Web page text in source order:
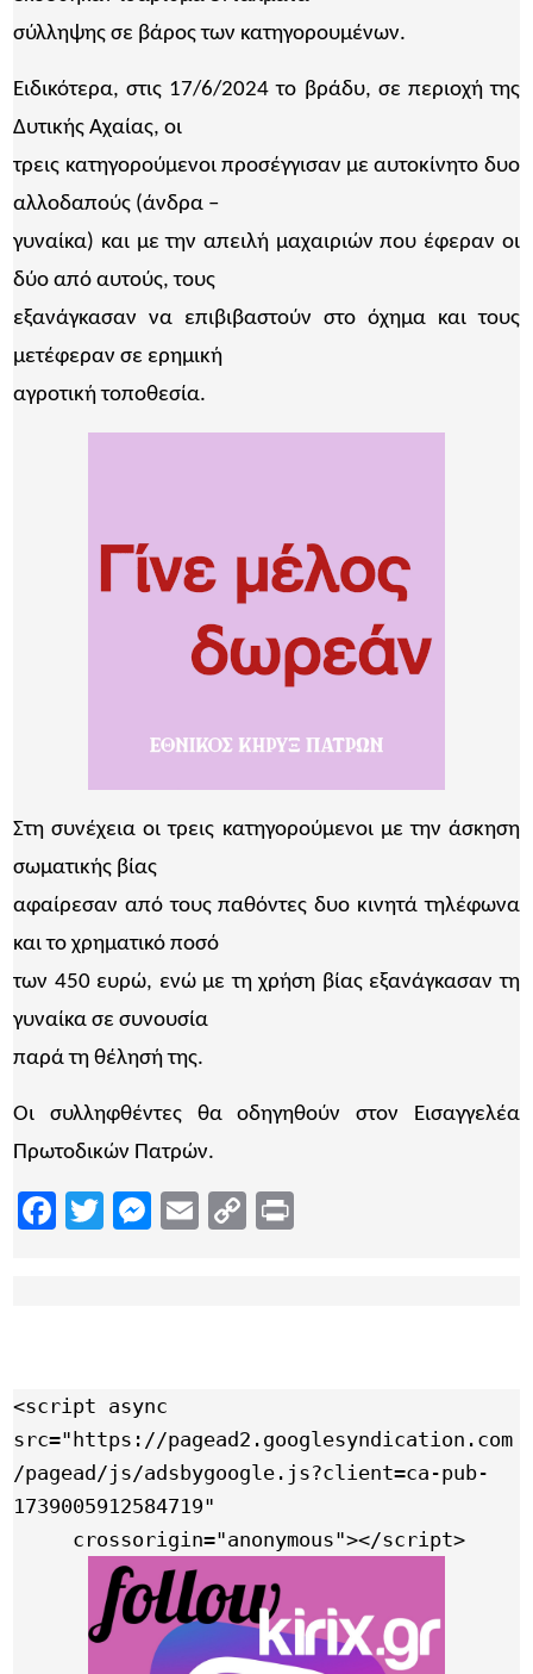
σύλληψης σε βάρος των κατηγορουμένων.
Ειδικότερα, στις 17/6/2024 το βράδυ, σε περιοχή της
Δυτικής Αχαίας, οι
τρεις κατηγορούμενοι προσέγγισαν με αυτοκίνητο δυο
αλλοδαπούς (άνδρα –
γυναίκα) και με την απειλή μαχαιριών που έφεραν οι
δύο από αυτούς, τους
εξανάγκασαν να επιβιβαστούν στο όχημα και τους
μετέφεραν σε ερημική
αγροτική τοποθεσία.
Στη συνέχεια οι τρεις κατηγορούμενοι με την άσκηση
σωματικής βίας
αφαίρεσαν από τους παθόντες δυο κινητά τηλέφωνα
και το χρηματικό ποσό
των 450 ευρώ, ενώ με τη χρήση βίας εξανάγκασαν τη
γυναίκα σε συνουσία
παρά τη θέλησή της.
Οι συλληφθέντες θα οδηγηθούν στον Εισαγγελέα
Πρωτοδικών Πατρών.
Facebook
TwitterMessenger
EmailCopy
<script async
src="https://pagead2.googlesyndication.com
/pagead/js/adsbygoogle.js?client=ca-pub-
1739005912584719"
     crossorigin="anonymous"></script>